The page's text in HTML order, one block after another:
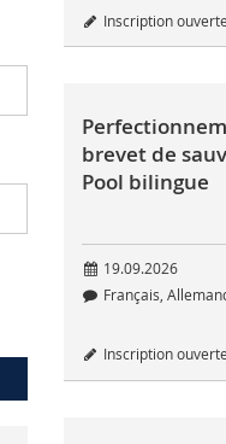
Inscription ouverte
brevet de
Pool bilingue
19.09.2026
Français,
Inscription ouverte